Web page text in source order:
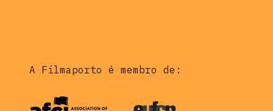
A Filmaporto é membro de: